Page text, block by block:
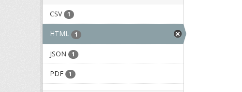
CSV 1
HTML 1
JSON 1
PDF 1